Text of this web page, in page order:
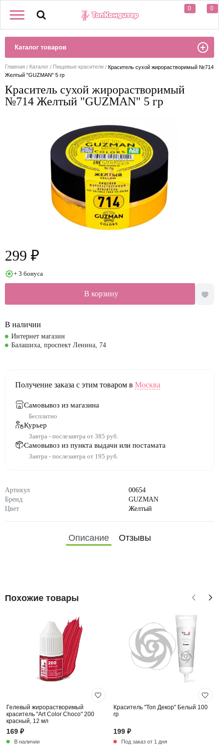
0 0
Каталог товаров
Главная Каталог Пищевые красители
Краситель сухой жирорастворимый №714
Желтый "GUZMAN" 5 гр
Краситель сухой жирорастворимый
№714 Желтый "GUZMAN" 5 гр
Артикул
00654
Бренд
GUZMAN
Цвет
Желтый
299 ₽
+ 3 бонуса
В корзину
В наличии
Интернет магазин
Балашиха, проспект Ленина, 74
Получение заказа с этим товаром в Москва
Самовывоз из магазина
Бесплатно
Курьер
Завтра - послезавтра от 385 руб.
Самовывоз из пункта выдачи или постамата
Завтра - послезавтра от 195 руб.
Описание Отзывы
Похожие товары
Гелевый жирорастворимый
краситель "Art Color Choco" 200
красный, 12 мл
169 ₽
В наличии
Краситель "Топ Декор" Белый 100
гр
199 ₽
Под заказ от 1 дня